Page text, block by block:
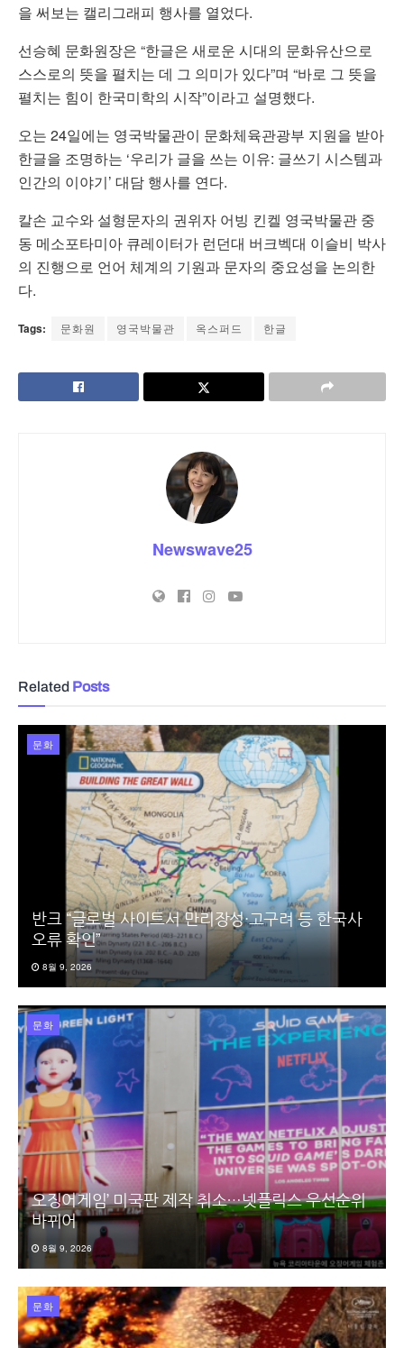
을 써보는 캘리그래피 행사를 열었다.
선승혜 문화원장은 “한글은 새로운 시대의 문화유산으로
스스로의 뜻을 펼치는 데 그 의미가 있다”며 “바로 그 뜻을
펼치는 힘이 한국미학의 시작”이라고 설명했다.
오는 24일에는 영국박물관이 문화체육관광부 지원을 받아
한글을 조명하는 ‘우리가 글을 쓰는 이유: 글쓰기 시스템과
인간의 이야기’ 대담 행사를 연다.
칼손 교수와 설형문자의 권위자 어빙 킨켈 영국박물관 중
동 메소포타미아 큐레이터가 런던대 버크벡대 이슬비 박사
의 진행으로 언어 체계의 기원과 문자의 중요성을 논의한
다.
Tags: 문화원 영국박물관 옥스퍼드 한글
Newswave25
Related Posts
문화
반크 “글로벌 사이트서 만리장성·고구려 등 한국사
오류 확인”
8월 9, 2026
문화
오징어게임’ 미국판 제작 취소…넷플릭스 우선순위
바뀌어
8월 9, 2026
문화